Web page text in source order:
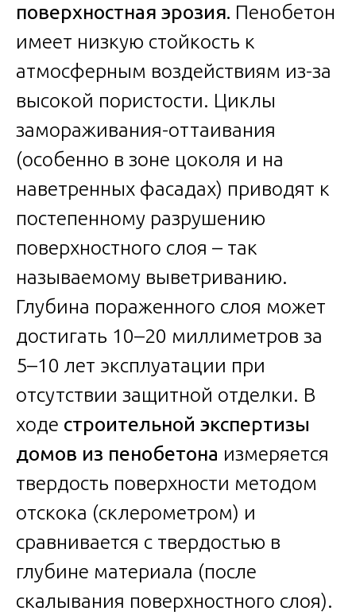
поверхностная эрозия. Пенобетон
имеет низкую стойкость к
атмосферным воздействиям из-за
высокой пористости. Циклы
замораживания-оттаивания
(особенно в зоне цоколя и на
наветренных фасадах) приводят к
постепенному разрушению
поверхностного слоя – так
называемому выветриванию.
Глубина пораженного слоя может
достигать 10–20 миллиметров за
5–10 лет эксплуатации при
отсутствии защитной отделки. В
ходе строительной экспертизы
домов из пенобетона измеряется
твердость поверхности методом
отскока (склерометром) и
сравнивается с твердостью в
глубине материала (после
скалывания поверхностного слоя).